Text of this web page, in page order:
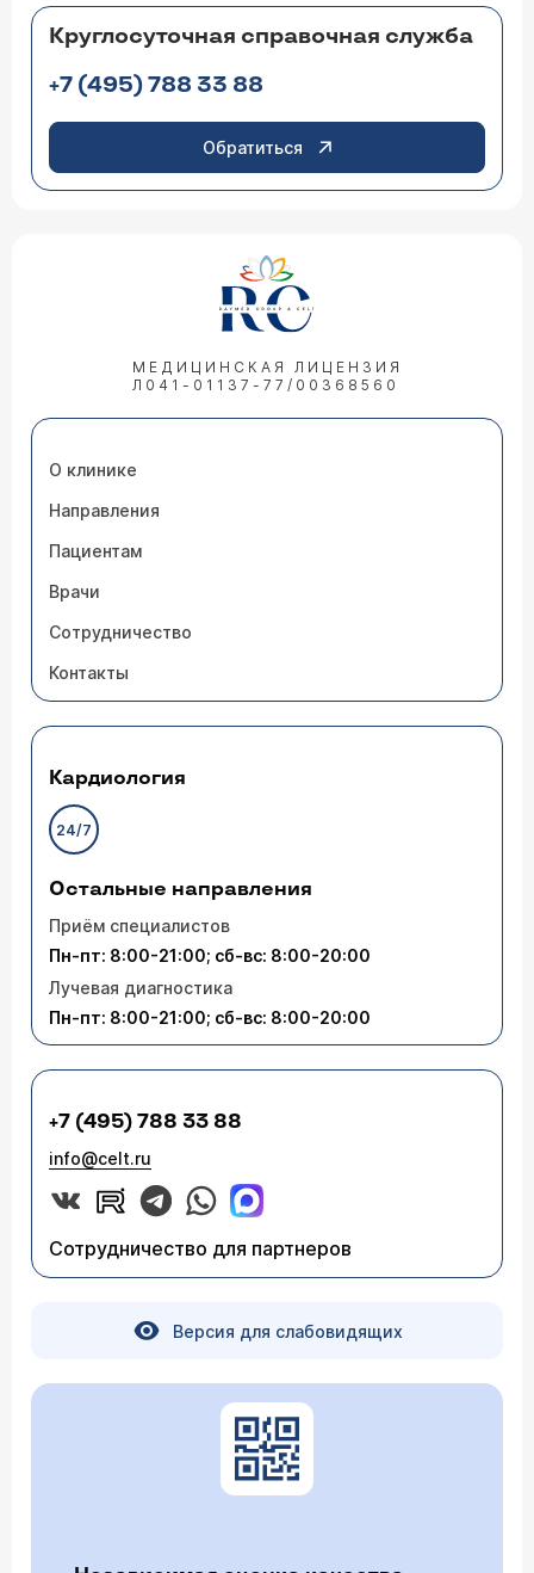
Круглосуточная справочная служба
+7 (495) 788 33 88
Обратиться
МЕДИЦИНСКАЯ ЛИЦЕНЗИЯ
Л041-01137-77/00368560
О клинике
Направления
Пациентам
Врачи
Сотрудничество
Контакты
Кардиология
24/7
Остальные направления
Приём специалистов
Пн-пт: 8:00-21:00; сб-вс: 8:00-20:00
Лучевая диагностика
Пн-пт: 8:00-21:00; сб-вс: 8:00-20:00
+7 (495) 788 33 88
info@celt.ru
Сотрудничество для партнеров
Версия для слабовидящих